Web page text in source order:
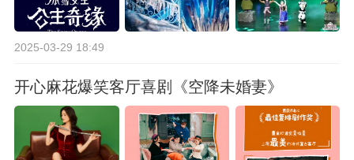
2025-03-29 18:49
开心麻花爆笑客厅喜剧《空降未婚妻》